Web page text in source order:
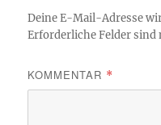
Deine E-Mail-Adresse
Erforderliche Felder sind
KOMMENTAR *